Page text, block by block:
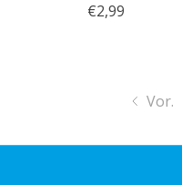
€2,99
Vor.